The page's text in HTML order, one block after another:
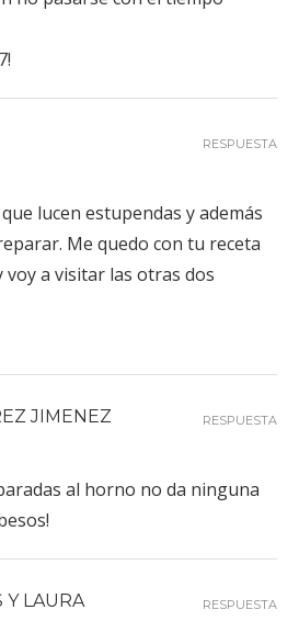
lucen estupendas y además
Me quedo con tu receta
voy a visitar las otras dos
RESPUESTA
JIMENEZ
al horno no da ninguna
RESPUESTA
Y LAURA RESPUESTA